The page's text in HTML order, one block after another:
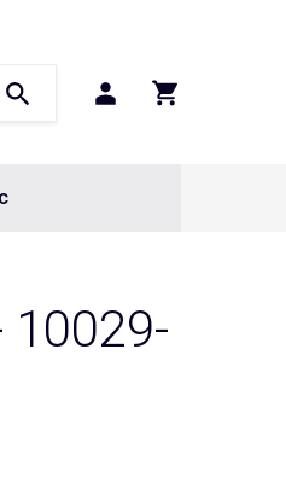
10029-